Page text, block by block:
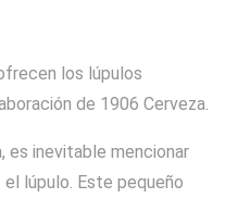
los lúpulos
de 1906 Cerveza.
es inevitable mencionar
lúpulo. Este pequeño